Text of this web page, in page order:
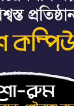
প্রসিকিউটর
তাড়াইলে
ফাউন্ডেশনের
দাফন বিষয়ক
৪ বিভাগে অতি
সতর্কবার্তা